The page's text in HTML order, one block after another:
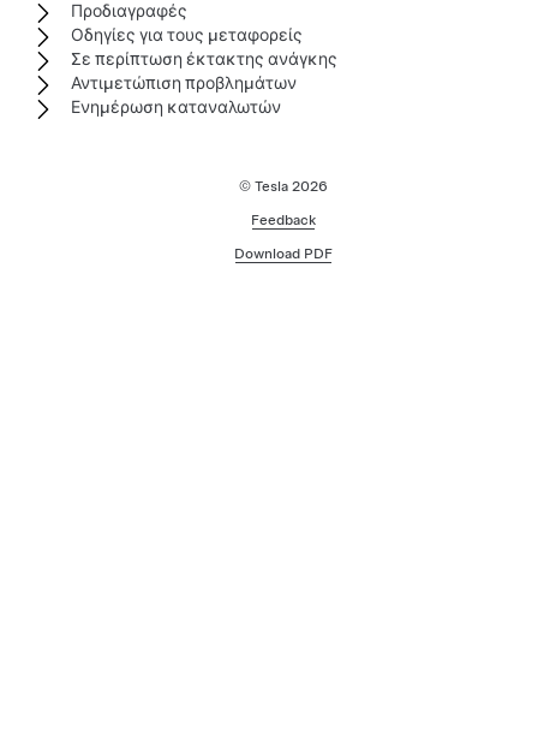
Προδιαγραφές
Οδηγίες για τους μεταφορείς
Σε περίπτωση έκτακτης ανάγκης
Αντιμετώπιση προβλημάτων
Ενημέρωση καταναλωτών
© Tesla 2026
Feedback
Download PDF